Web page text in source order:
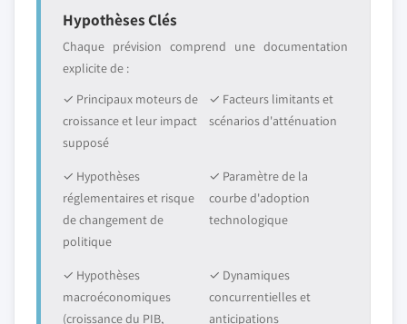
Hypothèses Clés
Chaque prévision comprend une documentation
explicite de :
✓ Principaux moteurs de
croissance et leur impact
supposé
✓ Facteurs limitants et
scénarios d'atténuation
✓ Hypothèses
réglementaires et risque
de changement de
politique
✓ Paramètre de la
courbe d'adoption
technologique
✓ Hypothèses
macroéconomiques
(croissance du PIB,
✓ Dynamiques
concurrentielles et
anticipations